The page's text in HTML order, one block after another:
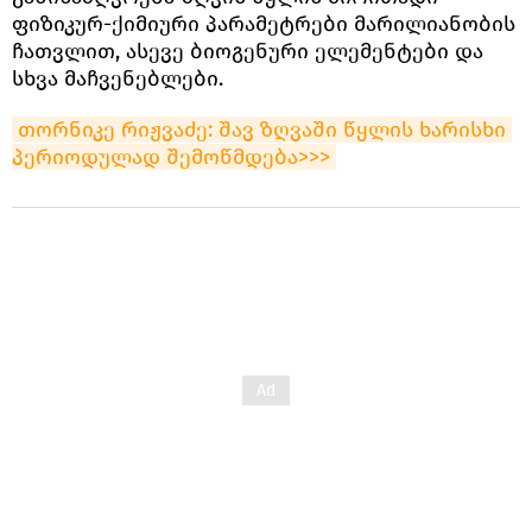
ფიზიკურ-ქიმიური პარამეტრები მარილიანობის
ჩათვლით, ასევე ბიოგენური ელემენტები და
სხვა მაჩვენებლები.
თორნიკე რიჟვაძე: შავ ზღვაში წყლის ხარისხი
პერიოდულად შემოწმდება>>>